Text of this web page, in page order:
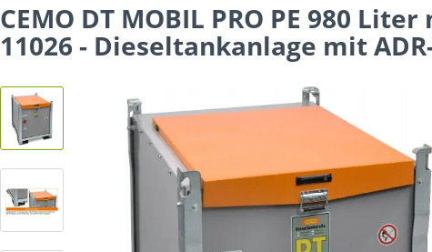
CEMO DT MOBIL PRO PE 980
11026 - Dieseltankanlage mit